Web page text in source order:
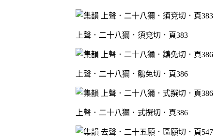
上聲．二十八獮．須兗切．頁383
上聲．二十八獮．鶵免切．頁386
上聲．二十八獮．式撰切．頁386